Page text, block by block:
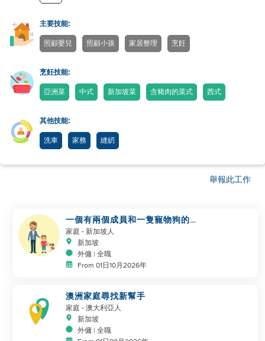
主要技能:
照顧嬰兒 照顧小孩 家居整理 烹飪
烹飪技能:
亞洲菜 中式 新加坡菜 含豬肉的菜式 西式
其他技能:
洗車 家務 縫紉
舉報此工作
一個有兩個成員和一隻寵物狗的小
家庭正在尋找幫手
家庭 - 新加坡人
新加坡
外傭 | 全職
From 01日10月2026年
澳洲家庭尋找新幫手
家庭 - 澳大利亞人
新加坡
外傭 | 全職